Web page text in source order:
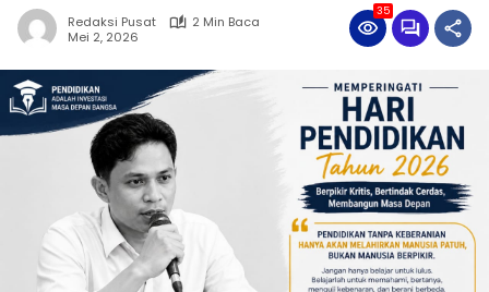
Redaksi Pusat
2 Min Baca
Mei 2, 2026
35